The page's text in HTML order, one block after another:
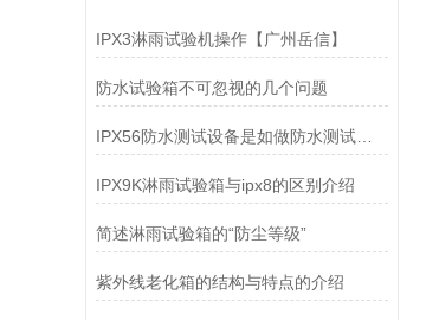
IPX3淋雨试验机操作【广州岳信】
防水试验箱不可忽视的几个问题
IPX56防水测试设备是如做防水测试的（二）
IPX9K淋雨试验箱与ipx8的区别介绍
简述淋雨试验箱的“防尘等级”
紫外线老化箱的结构与特点的介绍